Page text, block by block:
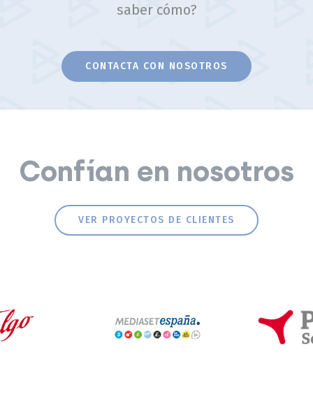
saber cómo?
CONTACTA CON NOSOTROS
Confían en nosotros
VER PROYECTOS DE CLIENTES